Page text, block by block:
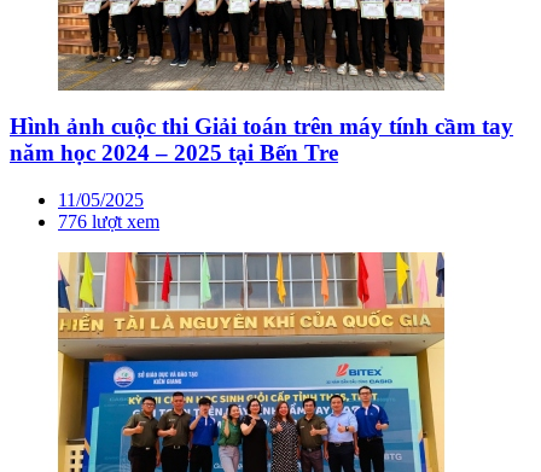
Hình ảnh cuộc thi Giải toán trên máy tính cầm tay
năm học 2024 – 2025 tại Bến Tre
11/05/2025
776 lượt xem